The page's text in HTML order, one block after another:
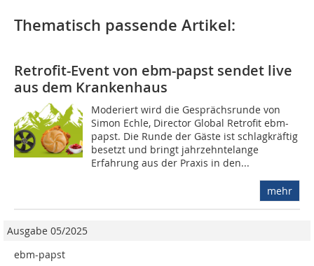
Thematisch passende Artikel:
Retrofit-Event von ebm-papst sendet live
aus dem Krankenhaus
Moderiert wird die Gesprächsrunde von
Simon Echle, Director Global Retrofit ebm-
papst. Die Runde der Gäste ist schlagkräftig
besetzt und bringt jahrzehntelange
Erfahrung aus der Praxis in den...
mehr
Ausgabe 05/2025
ebm-papst